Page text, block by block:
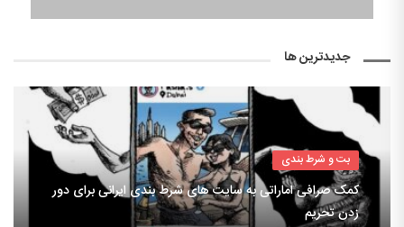
جدیدترین ها
بت و شرط بندی
کمک صرافی اماراتی به سایت های شرط بندی ایرانی برای دور
زدن تحریم